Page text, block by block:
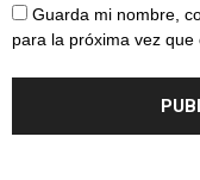
Guarda mi nombre,
para la próxima vez que